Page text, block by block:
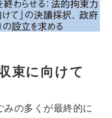
束に向けて
の多くが最終的に